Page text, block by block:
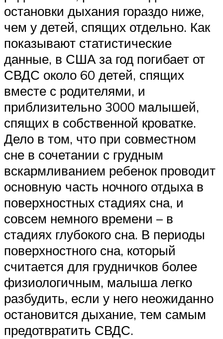
остановки дыхания гораздо ниже,
чем у детей, спящих отдельно. Как
показывают статистические
данные, в США за год погибает от
СВДС около 60 детей, спящих
вместе с родителями, и
приблизительно 3000 малышей,
спящих в собственной кроватке.
Дело в том, что при совместном
сне в сочетании с грудным
вскармливанием ребенок проводит
основную часть ночного отдыха в
поверхностных стадиях сна, и
совсем немного времени – в
стадиях глубокого сна. В периоды
поверхностного сна, который
считается для грудничков более
физиологичным, малыша легко
разбудить, если у него неожиданно
остановится дыхание, тем самым
предотвратить СВДС.